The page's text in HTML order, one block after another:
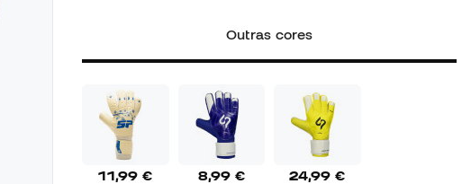
Outras cores
11,99 € 8,99 € 24,99 €